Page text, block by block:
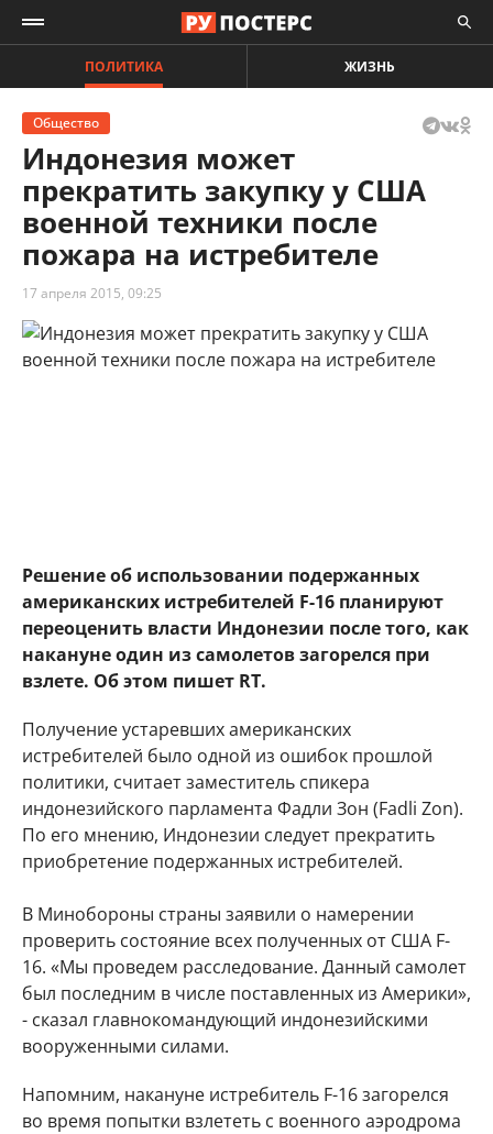
ПОЛИТИКА ЖИЗНЬ
Общество
Индонезия может
прекратить закупку у США
военной техники после
пожара на истребителе
17 апреля 2015, 09:25
Решение об использовании подержанных
американских истребителей F-16 планируют
переоценить власти Индонезии после того, как
накануне один из самолетов загорелся при
взлете. Об этом пишет RT.
Получение устаревших американских
истребителей было одной из ошибок прошлой
политики, считает заместитель спикера
индонезийского парламента Фадли Зон (Fadli Zon).
По его мнению, Индонезии следует прекратить
приобретение подержанных истребителей.
В Минобороны страны заявили о намерении
проверить состояние всех полученных от США F-
16. «Мы проведем расследование. Данный самолет
был последним в числе поставленных из Америки»,
- сказал главнокомандующий индонезийскими
вооруженными силами.
Напомним, накануне истребитель F-16 загорелся
во время попытки взлететь с военного аэродрома